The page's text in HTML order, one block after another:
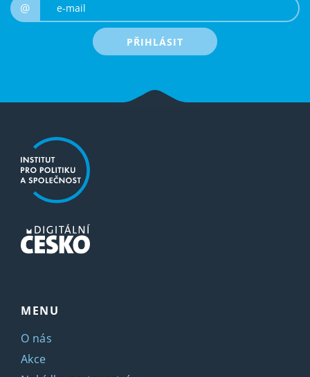
@
PŘIHLÁSIT
MENU
O nás
Akce